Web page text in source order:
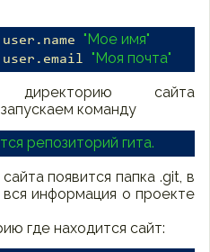
"Мое имя"
"Моя почта"
сайта
команду
репозиторий гита.
появится папка .git, в
информация о проекте
где находится сайт: